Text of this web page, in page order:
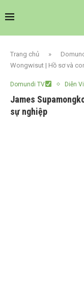
Trang chủ »
Wongwisut | Hồ sơ và
Domundi TV Diễn
James
sự nghiệp